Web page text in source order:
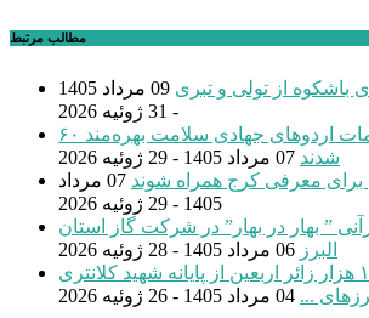
مطالب مرتبط
باشکوه از تولی و تبری
09 مرداد 1405
- 31 ژوئیه 2026
۶۰ هزار البرزی از خدمات اردوهای جهادی سلامت بهره‌مند
شدند 07 مرداد 1405 - 29 ژوئیه 2026
برای معرفی کرج همراه شوند
07 مرداد
1405 - 29 ژوئیه 2026
” بهار در بهار” در شرکت گاز استان
البرز 06 مرداد 1405 - 28 ژوئیه 2026
جابه‌جایی بیش از ۱۱ هزار زائر اربعین از پایانه شهید کلانتری
... 04 مرداد 1405 - 26 ژوئیه 2026